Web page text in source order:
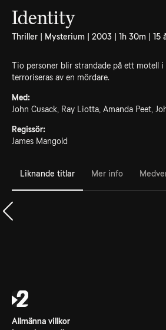
Identity
Thriller | Mysterium | 2003 | 1h 30m | 15
Tio personer blir strandade på ett motell i
terroriseras av en mördare.
Med:
John Cusack, Ray Liotta, Amanda Peet,
Regissör:
James Mangold
Liknande titlar Mer info
Allmänna villkor